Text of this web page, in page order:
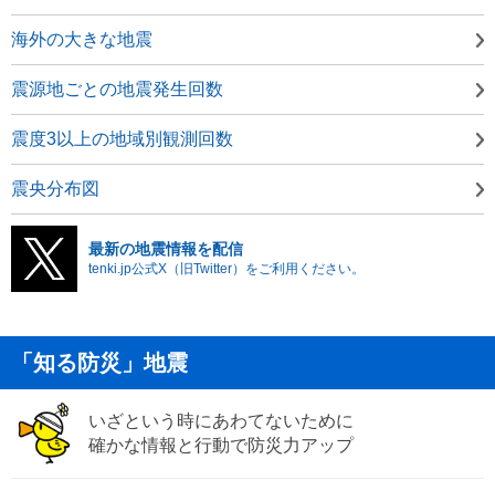
海外の大きな地震
震源地ごとの地震発生回数
震度3以上の地域別観測回数
震央分布図
最新の地震情報を配信
tenki.jp公式X（旧Twitter）をご利用ください。
「知る防災」地震
いざという時にあわてないために
確かな情報と行動で防災力アップ